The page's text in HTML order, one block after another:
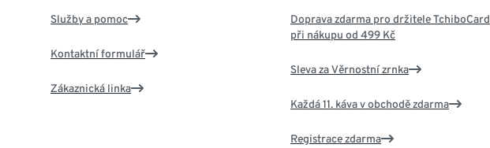
Služby a pomoc
Kontaktní formulář
Zákaznická linka
Doprava zdarma pro držitele TchiboCard
při nákupu od 499 Kč
Sleva za Věrnostní zrnka
Každá 11. káva v obchodě zdarma
Registrace zdarma